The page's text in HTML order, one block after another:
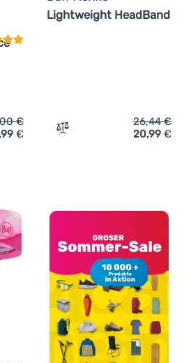
Dynafit Performance
€
€
Lightweight HeadBand
Zum Vergleich
26,44€
20,99 €